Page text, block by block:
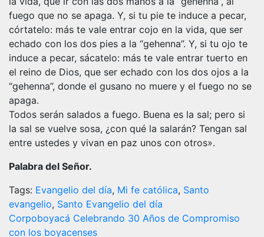
fuego que no se apaga. Y, si tu pie te induce a pecar,
córtatelo: más te vale entrar cojo en la vida, que ser
echado con los dos pies a la “gehenna”. Y, si tu ojo te
induce a pecar, sácatelo: más te vale entrar tuerto en
el reino de Dios, que ser echado con los dos ojos a la
“gehenna”, donde el gusano no muere y el fuego no se
apaga.
Todos serán salados a fuego. Buena es la sal; pero si
la sal se vuelve sosa, ¿con qué la salarán? Tengan sal
entre ustedes y vivan en paz unos con otros».
Palabra del Señor.
Tags: Evangelio del día, Mi fe católica, Santo
evangelio, Santo Evangelio del día
Navegación
Corpoboyacá Celebrando 30 Años de Compromiso
con los boyacenses